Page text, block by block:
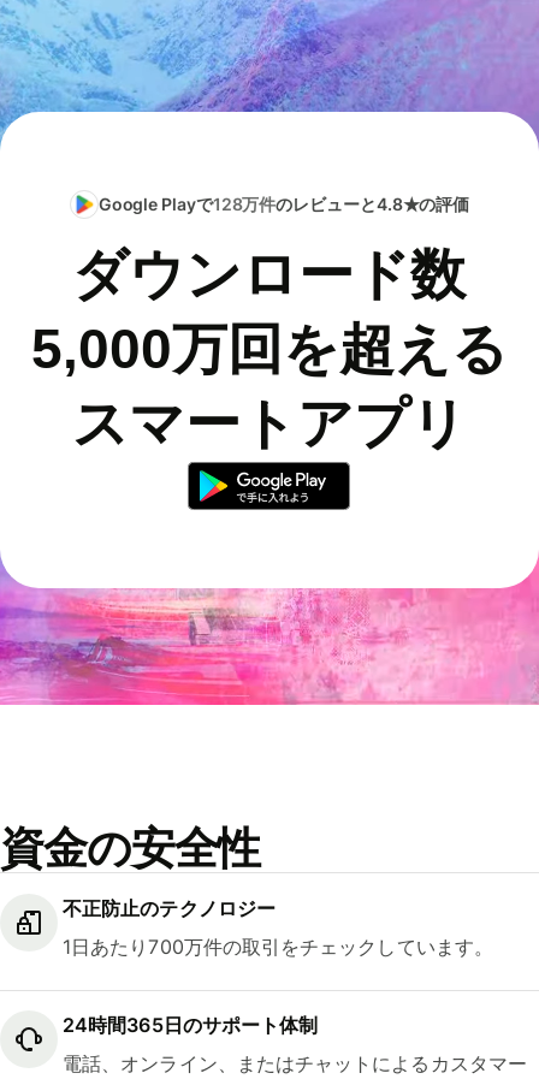
Google Playで128万件のレビューと4.8★の評価
ダウンロード数
5,000万回を超える
スマートアプリ
資金の安全性
不正防止のテクノロジー
1日あたり700万件の取引をチェックしています。
24時間365日のサポート体制
電話、オンライン、またはチャットによるカスタマー